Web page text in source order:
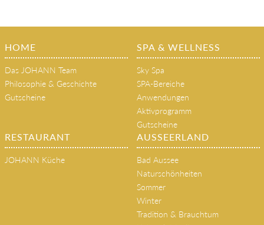
HOME
Das JOHANN Team
Philosophie & Geschichte
Gutscheine
SPA & WELLNESS
Sky Spa
SPA-Bereiche
Anwendungen
Aktivprogramm
Gutscheine
RESTAURANT
JOHANN Küche
AUSSEERLAND
Bad Aussee
Naturschönheiten
Sommer
Winter
Tradition & Brauchtum